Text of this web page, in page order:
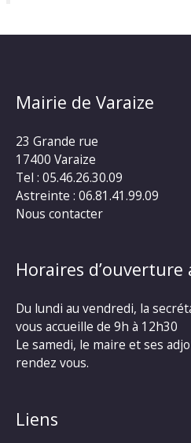
Mairie de Varaize
23 Grande rue
17400 Varaize
Tel : 05.46.26.30.09
Astreinte : 06.81.41.99.09
Nous contacter
Horaires d’ouverture
Du lundi au vendredi, la
vous accueille de 9h à 12h30
Le samedi, le maire et ses
rendez vous.
Liens